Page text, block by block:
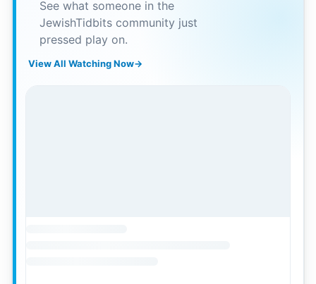
See what someone in the
JewishTidbits community just
pressed play on.
View All Watching Now→